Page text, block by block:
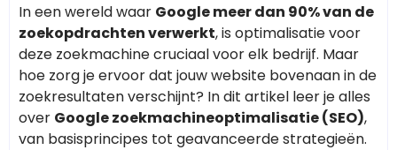
In een wereld waar Google meer dan 90% van de
zoekopdrachten verwerkt, is optimalisatie voor
deze zoekmachine cruciaal voor elk bedrijf. Maar
hoe zorg je ervoor dat jouw website bovenaan in de
zoekresultaten verschijnt? In dit artikel leer je alles
over Google zoekmachineoptimalisatie (SEO),
van basisprincipes tot geavanceerde strategieën.